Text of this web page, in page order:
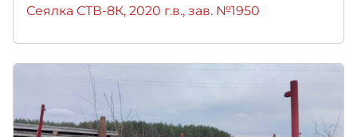
Сеялка СТВ-8К, 2020 г.в., зав. №1950